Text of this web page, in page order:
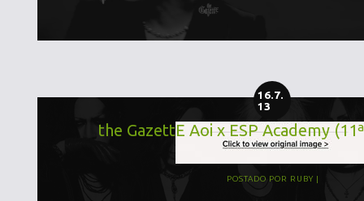
16.7.
13
the GazettE Aoi x ESP Academy
POSTADO POR RUBY